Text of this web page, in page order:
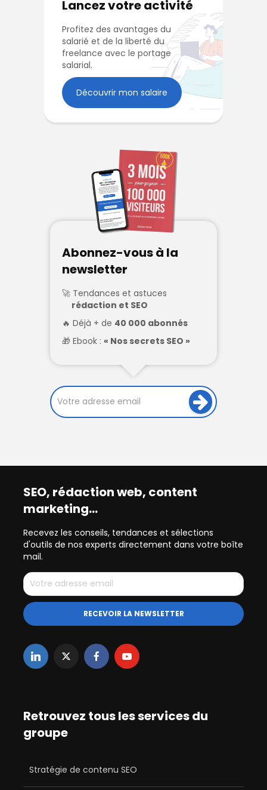
Lancez votre activité
Profitez des avantages du
salarié et de la liberté du
freelance avec le portage
salarial.
Découvrir mon salaire
Abonnez-vous à la
newsletter
Tendances et astuces
rédaction et SEO
Déjà + de 40 000 abonnés
Ebook : « Nos secrets SEO »
SEO, rédaction web, content
marketing…
Recevez les conseils, tendances et sélections
d'outils de nos experts directement dans votre boîte
mail.
Retrouvez tous les services du
groupe
Stratégie de contenu SEO